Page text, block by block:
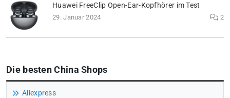
Huawei FreeClip Open-Ear-Kopfhörer im Test
29. Januar 2024 2
Die besten China Shops
Aliexpress